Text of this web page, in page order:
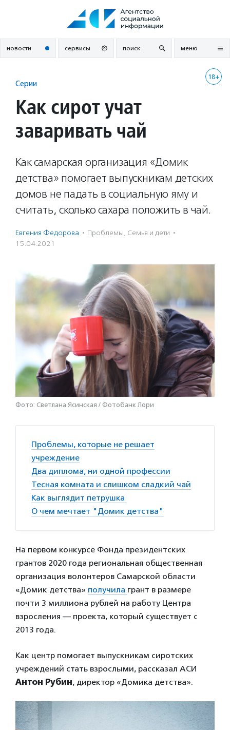
новости сервисы поиск меню
18+
Серии
Как сирот учат
заваривать чай
Как самарская организация «Домик
детства» помогает выпускникам детских
домов не падать в социальную яму и
считать, сколько сахара положить в чай.
Евгения Федорова · Проблемы, Семья и дети ·
15.04.2021
Фото: Светлана Ясинская / Фотобанк Лори
Проблемы, которые не решает
учреждение
Два диплома, ни одной профессии
Тесная комната и слишком сладкий чай
Как выглядит петрушка
О чем мечтает "Домик детства"
На первом конкурсе Фонда президентских
грантов 2020 года региональная общественная
организация волонтеров Самарской области
«Домик детства» получила грант в размере
почти 3 миллиона рублей на работу Центра
взросления — проекта, который существует с
2013 года.
Как центр помогает выпускникам сиротских
учреждений стать взрослыми, рассказал АСИ
Антон Рубин, директор «Домика детства».